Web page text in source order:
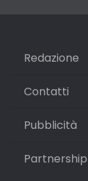
Redazione
Contatti
Pubblicità
Partnership